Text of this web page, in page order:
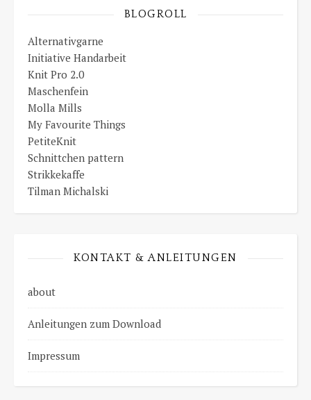
BLOGROLL
Alternativgarne
Initiative Handarbeit
Knit Pro 2.0
Maschenfein
Molla Mills
My Favourite Things
PetiteKnit
Schnittchen pattern
Strikkekaffe
Tilman Michalski
KONTAKT & ANLEITUNGEN
about
Anleitungen zum Download
Impressum